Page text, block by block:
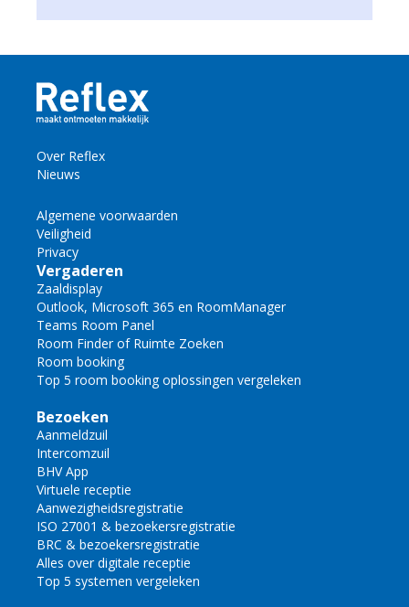
Over Reflex
Nieuws
Algemene voorwaarden
Veiligheid
Privacy
Vergaderen
Zaaldisplay
Outlook, Microsoft 365 en RoomManager
Teams Room Panel
Room Finder of Ruimte Zoeken
Room booking
Top 5 room booking oplossingen vergeleken
Bezoeken
Aanmeldzuil
Intercomzuil
BHV App
Virtuele receptie
Aanwezigheidsregistratie
ISO 27001 & bezoekersregistratie
BRC & bezoekersregistratie
Alles over digitale receptie
Top 5 systemen vergeleken